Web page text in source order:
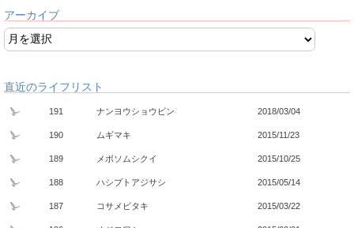
アーカイブ
直近のライフリスト
191 ナンヨウショウビン 2018/03/04
190 ムギマキ 2015/11/23
189 メボソムシクイ 2015/10/25
188 ハシブトアジサシ 2015/05/14
187 コサメビタキ 2015/03/22